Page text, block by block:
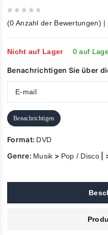
out
of
5
(0 Anzahl der Bewertungen) |
Nicht auf Lager 0 auf
Benachrichtigen Sie über
Benachrichtigen
Format: DVD
Genre: Musik > Pop / Disco|